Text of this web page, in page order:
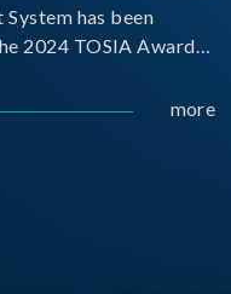
has been
2024 TOSIA Award
more